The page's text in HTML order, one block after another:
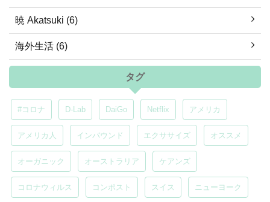
暁 Akatsuki (6)
海外生活 (6)
タグ
#コロナ D-Lab DaiGo Netflix アメリカ
アメリカ人 インバウンド エクササイズ オススメ
オーガニック オーストラリア ケアンズ
コロナウィルス コンポスト スイス ニューヨーク